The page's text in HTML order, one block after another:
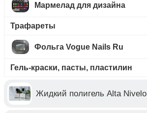
Мармелад для дизайна
Трафареты
Фольга Vogue Nails Ru
Гель-краски, пасты, пластилин
Жидкий полигель Alta Nivelo